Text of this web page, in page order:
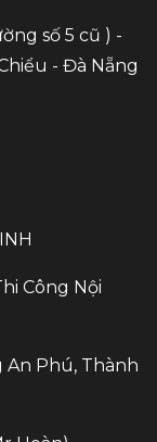
số 5 cũ ) -
- Đà Nẵng
Công Nội
An Phú, Thành